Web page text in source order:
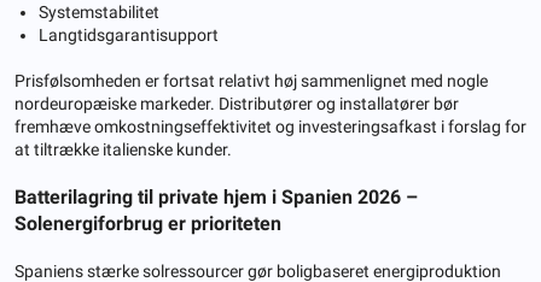
Systemstabilitet
Langtidsgarantisupport
Prisfølsomheden er fortsat relativt høj sammenlignet med nogle
nordeuropæiske markeder. Distributører og installatører bør
fremhæve omkostningseffektivitet og investeringsafkast i forslag for
at tiltrække italienske kunder.
Batterilagring til private hjem i Spanien 2026 –
Solenergiforbrug er prioriteten
Spaniens stærke solressourcer gør boligbaseret energiproduktion